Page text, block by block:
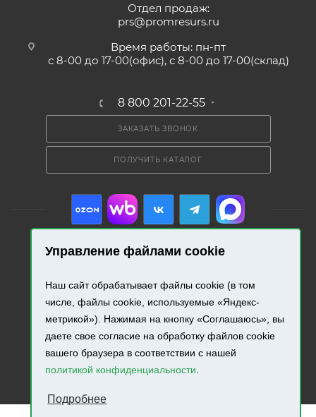
Управление файлами cookie
Наш сайт обрабатывает файлы cookie (в том
числе, файлы cookie, используемые «Яндекс-
метрикой»). Нажимая на кнопку «Соглашаюсь», вы
даете свое согласие на обработку файлов cookie
вашего браузера в соответствии с нашей
политикой конфиденциальности.
Подробнее
Отдел продаж:
prs@promresurs.ru
Время работы: пн-пт
с 8-00 до 17-00(офис), с 8-00 до 17-00(склад)
8 800 201-22-55
ЗАКАЗАТЬ ЗВОНОК
ПОЛУЧИТЬ КАТАЛОГ
Разработка и продвижение сайта.